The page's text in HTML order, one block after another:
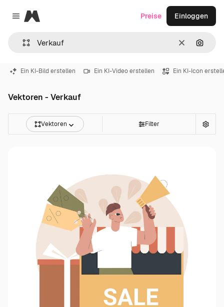
Close menu
Magnific
LöschenNach
Preise Einloggen
Ein KI-Bild erstellen Ein KI-Video erstellen Ein KI-Icon
Vektoren - Verkauf
Vektoren Filter